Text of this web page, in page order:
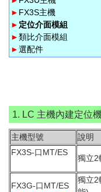
► FX3S主機
► 定位介面模組
►類比介面模組
►選配件
1. LC 主機內建定位
主機型號
說明
FX3S-口MT/ES
獨立2
FX3G-口MT/ES
獨立2